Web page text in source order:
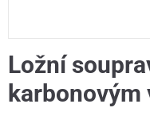
Ložní